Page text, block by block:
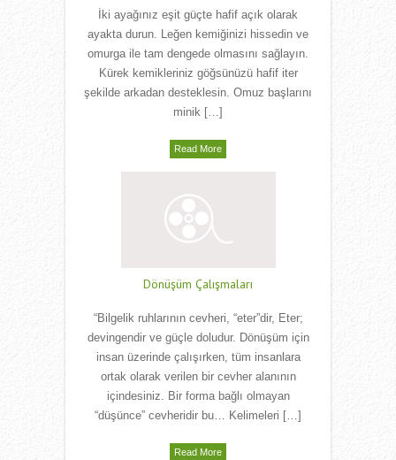
İki ayağınız eşit güçte hafif açık olarak
ayakta durun. Leğen kemiğinizi hissedin ve
omurga ile tam dengede olmasını sağlayın.
Kürek kemikleriniz göğsünüzü hafif iter
şekilde arkadan desteklesin. Omuz başlarını
minik […]
Read More
Dönüşüm Çalışmaları
“Bilgelik ruhlarının cevheri, “eter”dir, Eter;
devingendir ve güçle doludur. Dönüşüm için
insan üzerinde çalışırken, tüm insanlara
ortak olarak verilen bir cevher alanının
içindesiniz. Bir forma bağlı olmayan
“düşünce” cevheridir bu… Kelimeleri […]
Read More